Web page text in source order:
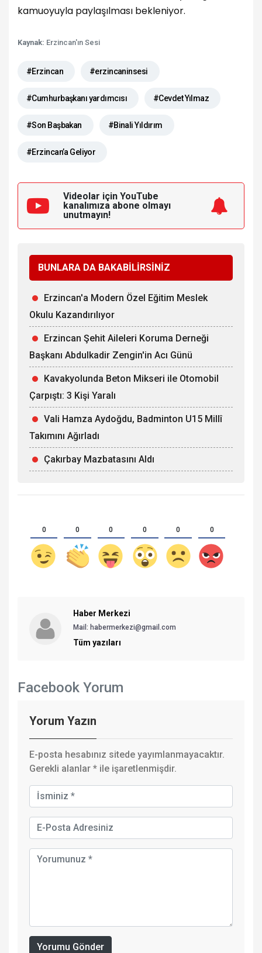
kamuoyuyla paylaşılması bekleniyor.
Kaynak: Erzincan'ın Sesi
#Erzincan #erzincaninsesi
#Cumhurbaşkanı yardımcısı #Cevdet Yılmaz
#Son Başbakan #Binali Yıldırım
#Erzincan’a Geliyor
Videolar için YouTube
kanalımıza abone olmayı
unutmayın!
BUNLARA DA BAKABİLİRSİNİZ
Erzincan'a Modern Özel Eğitim Meslek
Okulu Kazandırılıyor
Erzincan Şehit Aileleri Koruma Derneği
Başkanı Abdulkadir Zengin'in Acı Günü
Kavakyolunda Beton Mikseri ile Otomobil
Çarpıştı: 3 Kişi Yaralı
Vali Hamza Aydoğdu, Badminton U15 Millî
Takımını Ağırladı
Çakırbay Mazbatasını Aldı
0 0 0 0 0 0
Haber Merkezi
Mail: habermerkezi@gmail.com
Tüm yazıları
Facebook Yorum
Yorum Yazın
E-posta hesabınız sitede yayımlanmayacaktır.
Gerekli alanlar * ile işaretlenmişdir.
Yorumu Gönder